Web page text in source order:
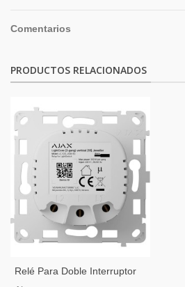
Comentarios
PRODUCTOS RELACIONADOS
Relé Para Doble Interruptor